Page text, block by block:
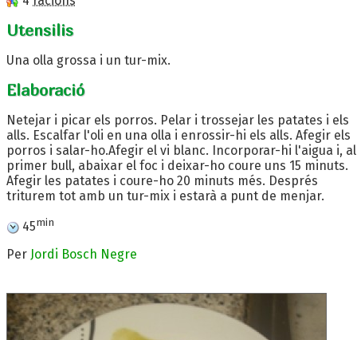
Utensilis
Una olla grossa i un tur-mix.
Elaboració
Netejar i picar els porros. Pelar i trossejar les patates i els
alls. Escalfar l'oli en una olla i enrossir-hi els alls. Afegir els
porros i salar-ho.Afegir el vi blanc. Incorporar-hi l'aigua i, al
primer bull, abaixar el foc i deixar-ho coure uns 15 minuts.
Afegir les patates i coure-ho 20 minuts més. Després
triturem tot amb un tur-mix i estarà a punt de menjar.
45min
Per Jordi Bosch Negre